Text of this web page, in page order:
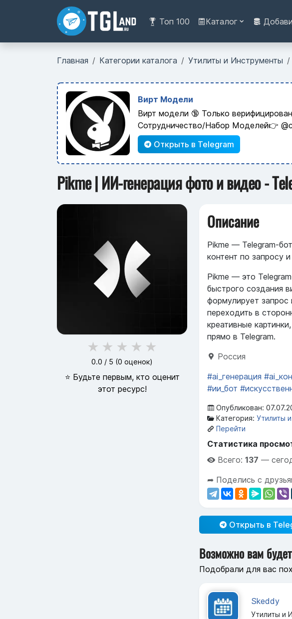
Топ 100 Каталог
Главная Категории каталога Утилиты и Инструменты
Вирт Модели
Вирт модели 🔞 Только
Сотрудничество/Набор Моделей👉
Открыть в Telegram
Pikme | ИИ-генерация фото и видео -
★ ★ ★ ★ ★
0.0 / 5 (0 оценок)
⭐ Будьте первым, кто оценит
этот ресурс!
Описание
Pikme — Telegram-
контент по запросу
Pikme — это
быстрого создания
формулирует
переходить в
креативные
прямо в Telegram.
Россия
#ai_генерация
#ии_бот
Опубликован:
Категория: Утилиты
Перейти
Статистика
Всего: 137 —
➦ Поделись с
Открыть в
Возможно вам
Подобрали для вас
Skeddy
Утилиты и